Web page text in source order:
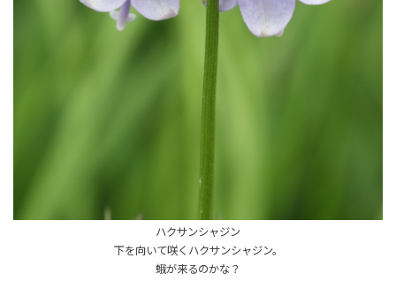
ハクサンシャジン
下を向いて咲くハクサンシャジン。
蛾が来るのかな？